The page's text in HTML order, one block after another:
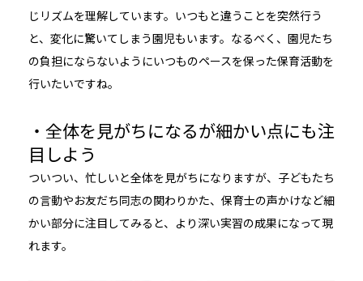
じリズムを理解しています。いつもと違うことを突然行う
と、変化に驚いてしまう園児もいます。なるべく、園児たち
の負担にならないようにいつものペースを保った保育活動を
行いたいですね。
・全体を見がちになるが細かい点にも注
目しよう
ついつい、忙しいと全体を見がちになりますが、子どもたち
の言動やお友だち同志の関わりかた、保育士の声かけなど細
かい部分に注目してみると、より深い実習の成果になって現
れます。